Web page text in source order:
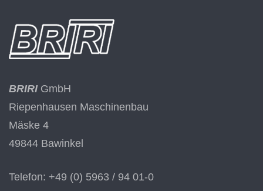
BRIRIGmbH
Riepenhausen Maschinenbau
Mäske 4
49844 Bawinkel
Telefon: +49 (0) 5963 / 94 01-0